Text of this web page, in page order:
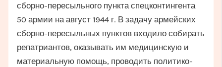
сборно-пересыльного пункта спецконтингента
50 армии на август 1944 г. В задачу армейских
сборно-пересыльных пунктов входило собирать
репатриантов, оказывать им медицинскую и
материальную помощь, проводить политико-